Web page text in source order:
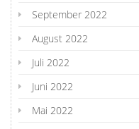
September 2022
August 2022
Juli 2022
Juni 2022
Mai 2022